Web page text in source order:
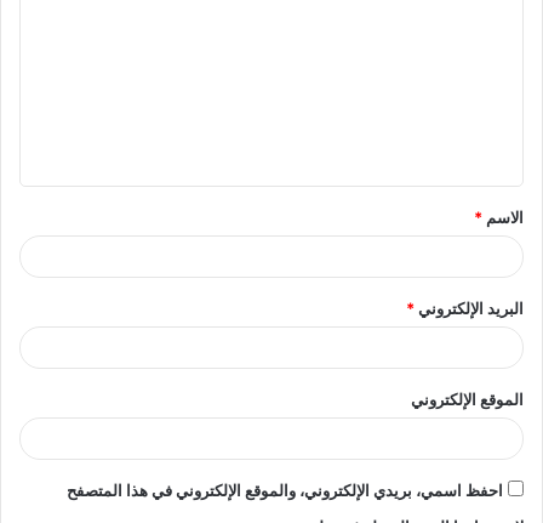
ق
*
الاسم *
البريد الإلكتروني*
الموقع الإلكتروني
احفظ اسمي، بريدي الإلكتروني، والموقع الإلكتروني في هذا المتصفح